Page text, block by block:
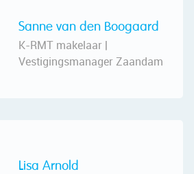
Sanne van den Boogaard
K-RMT makelaar |
Vestigingsmanager Zaandam
Lisa Arnold